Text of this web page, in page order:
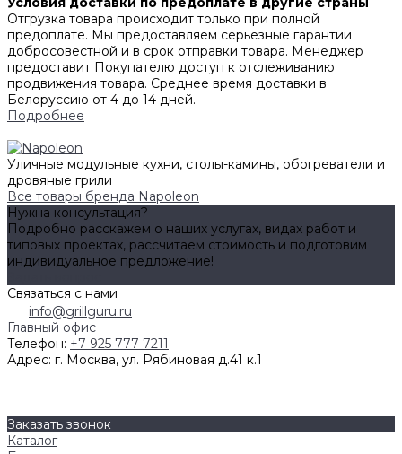
Отгрузка товара происходит только при полной
предоплате. Мы предоставляем серьезные гарантии
добросовестной и в срок отправки товара. Менеджер
предоставит Покупателю доступ к отслеживанию
продвижения товара. Среднее время доставки в
Белоруссию от 4 до 14 дней.
Подробнее
Уличные модульные кухни, столы-камины, обогреватели и
дровяные грили
Все товары бренда Napoleon
Нужна консультация?
Подробно расскажем о наших услугах, видах работ и
типовых проектах, рассчитаем стоимость и подготовим
индивидуальное предложение!
Связаться с нами
info@grillguru.ru
Главный офис
Телефон: +7 925 777 7211
Адрес: г. Москва, ул. Рябиновая д.41 к.1
Заказать звонок
Каталог